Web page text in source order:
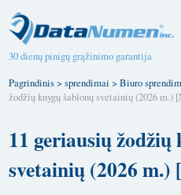
30 dienų pinigų grąžinimo garantija
Pagrindinis>sprendimai >Biuro
žodžių knygų šablonų svetainių (2026
11 geriausių žodžių
svetainių (2026